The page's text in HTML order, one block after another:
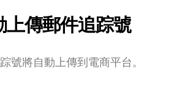
上傳郵件追踪號
號將自動上傳到電商平台。